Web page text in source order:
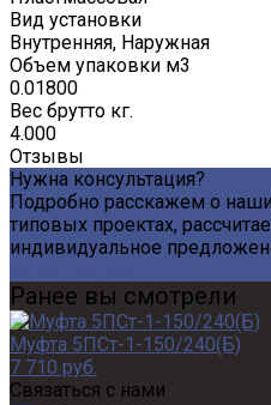
Вид установки
Внутренняя, Наружная
Объем упаковки м3
0.01800
Вес брутто кг.
4.000
Отзывы
Нужна консультация?
Подробно расскажем о
типовых проектах,
индивидуальное
Ранее вы смотрели
Муфта 5ПСт-1-150/240(Б)
7 710 руб.
Связаться с нами